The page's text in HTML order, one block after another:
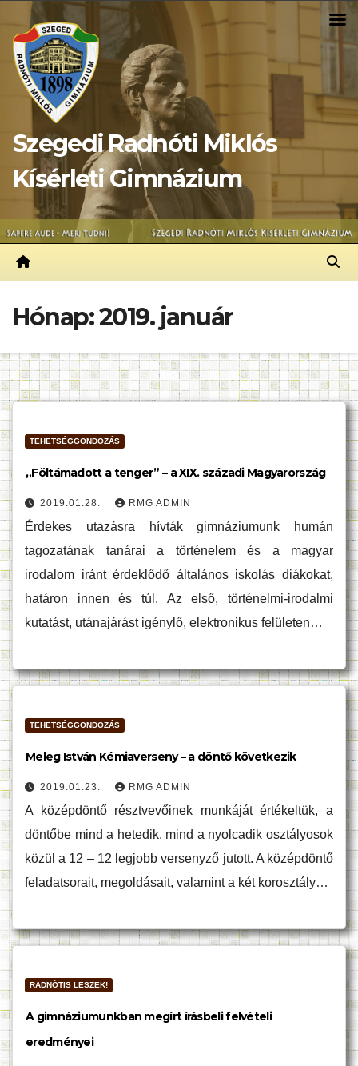
content
Szegedi Radnóti Miklós
Kísérleti Gimnázium
Hónap:2019. január
TEHETSÉGGONDOZÁS
„Föltámadott a tenger” – a XIX. századi Magyarország
2019.01.28. RMG ADMIN
Érdekes utazásra hívták gimnáziumunk humán
tagozatának tanárai a történelem és a magyar
irodalom iránt érdeklődő általános iskolás diákokat,
határon innen és túl. Az első, történelmi-irodalmi
kutatást, utánajárást igénylő, elektronikus felületen…
TEHETSÉGGONDOZÁS
Meleg István Kémiaverseny – a döntő következik
2019.01.23. RMG ADMIN
A középdöntő résztvevőinek munkáját értékeltük, a
döntőbe mind a hetedik, mind a nyolcadik osztályosok
közül a 12 – 12 legjobb versenyző jutott. A középdöntő
feladatsorait, megoldásait, valamint a két korosztály…
RADNÓTIS LESZEK!
A gimnáziumunkban megírt írásbeli felvételi
eredményei